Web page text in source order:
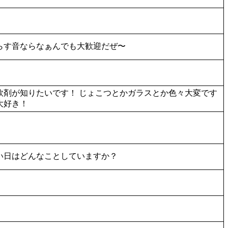
音ならなぁんでも大歓迎だぜ〜
が知りたいです！ じょこつとかガラスとか色々大変です
き！
はどんなことしていますか？